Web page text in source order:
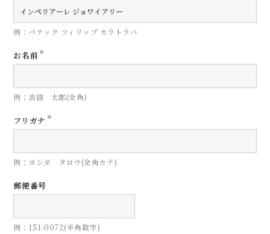
例：パテック フィリップ カラトラバ
お名前 ※
例：吉田 太郎(全角)
フリガナ ※
例：ヨシダ タロウ(全角カナ)
郵便番号
例：151-0072(半角数字)